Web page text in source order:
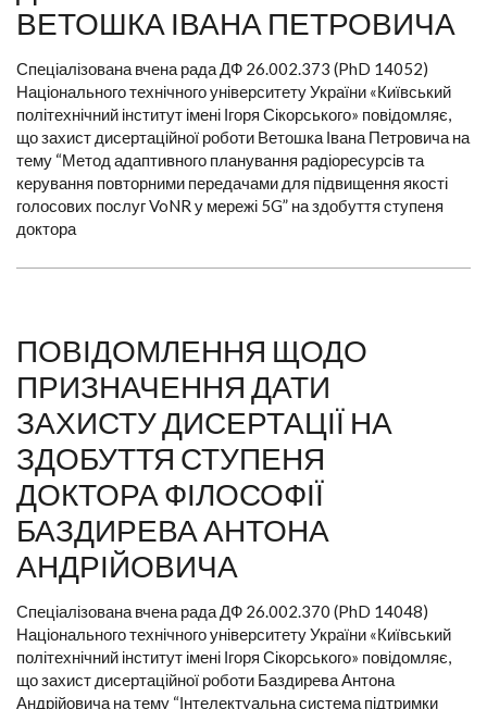
ВЕТОШКА ІВАНА ПЕТРОВИЧА
Спеціалізована вчена рада ДФ 26.002.373 (PhD 14052)
Національного технічного університету України «Київський
політехнічний інститут імені Ігоря Сікорського» повідомляє,
що захист дисертаційної роботи Ветошка Івана Петровича на
тему “Метод адаптивного планування радіоресурсів та
керування повторними передачами для підвищення якості
голосових послуг VoNR у мережі 5G” на здобуття ступеня
доктора
ПОВІДОМЛЕННЯ ЩОДО
ПРИЗНАЧЕННЯ ДАТИ
ЗАХИСТУ ДИСЕРТАЦІЇ НА
ЗДОБУТТЯ СТУПЕНЯ
ДОКТОРА ФІЛОСОФІЇ
БАЗДИРЕВА АНТОНА
АНДРІЙОВИЧА
Спеціалізована вчена рада ДФ 26.002.370 (PhD 14048)
Національного технічного університету України «Київський
політехнічний інститут імені Ігоря Сікорського» повідомляє,
що захист дисертаційної роботи Баздирева Антона
Андрійовича на тему “Інтелектуальна система підтримки